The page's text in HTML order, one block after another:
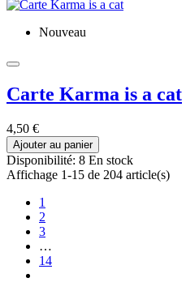
Nouveau
Carte Karma is a cat
4,50 €
Ajouter au panier
Disponibilité: 8 En stock
Affichage 1-15 de 204 article(s)
1
2
3
…
14